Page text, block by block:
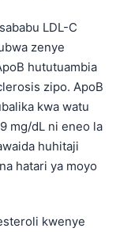
LDL-C
zenye
hututuambia
zipo. ApoB
kwa watu
mg/dL ni eneo la
huhitaji
hatari ya moyo
kwenye